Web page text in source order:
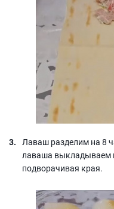
Лаваш разделим на 8
лаваша выкладываем
подворачивая края.